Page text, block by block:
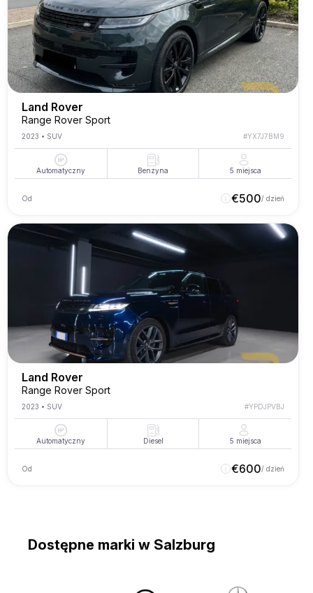
Land Rover
Range Rover Sport
2023 • SUV #YX7J7BM9
Automatyczny Benzyna 5 miejsca
Od €500/ dzień
Land Rover
Range Rover Sport
2023 • SUV #YPDJPVBJ
Automatyczny Diesel 5 miejsca
Od €600/ dzień
Dostępne marki w Salzburg